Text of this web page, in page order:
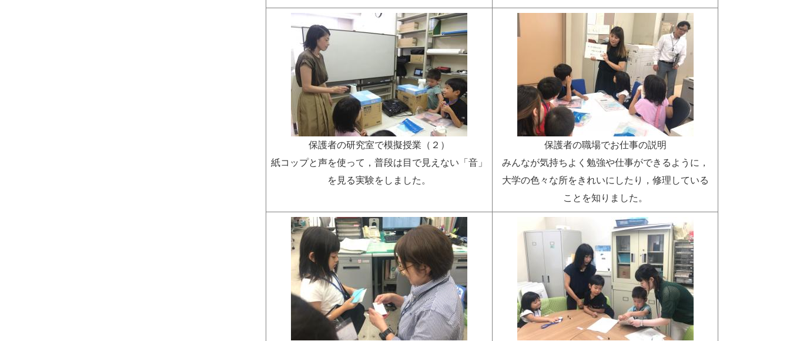
保護者の研究室で模擬授業（２）
紙コップと声を使って，普段は目で見えない「音」
を見る実験をしました。
保護者の職場でお仕事の説明
みんなが気持ちよく勉強や仕事ができるように，
大学の色々な所をきれいにしたり，修理している
ことを知りました。